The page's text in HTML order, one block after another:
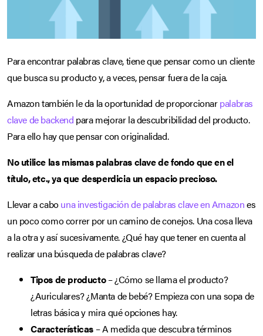
Para encontrar palabras clave, tiene que pensar como un cliente
que busca su producto y, a veces, pensar fuera de la caja.
Amazon también le da la oportunidad de proporcionarpalabras
clave de backend para mejorar la descubribilidad del producto.
Para ello hay que pensar con originalidad.
No utilice las mismas palabras clave de fondo que en el
título, etc., ya que desperdicia un espacio precioso.
Llevar a cabouna investigación de palabras clave en Amazones
un poco como correr por un camino de conejos. Una cosa lleva
a la otra y así sucesivamente. ¿Qué hay que tener en cuenta al
realizar una búsqueda de palabras clave?
Tipos de producto– ¿Cómo se llama el producto?
¿Auriculares? ¿Manta de bebé? Empieza con una sopa de
letras básica y mira qué opciones hay.
Características – A medida que descubra términos